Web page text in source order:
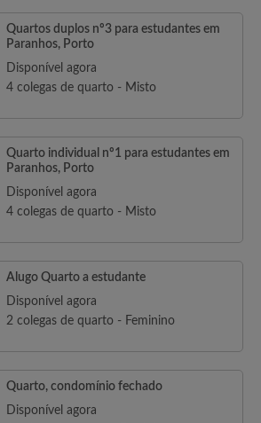
Quartos duplos nº3 para estudantes em
Paranhos, Porto
Disponível agora
4 colegas de quarto - Misto
Quarto individual nº1 para estudantes em
Paranhos, Porto
Disponível agora
4 colegas de quarto - Misto
Alugo Quarto a estudante
Disponível agora
2 colegas de quarto - Feminino
Quarto, condomínio fechado
Disponível agora